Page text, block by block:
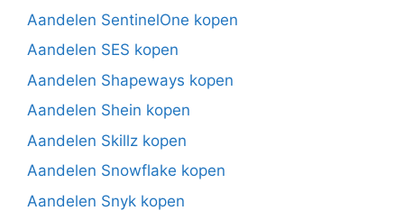
Aandelen SentinelOne kopen
Aandelen SES kopen
Aandelen Shapeways kopen
Aandelen Shein kopen
Aandelen Skillz kopen
Aandelen Snowflake kopen
Aandelen Snyk kopen